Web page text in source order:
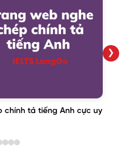
chính tả tiếng Anh cực uy
❯